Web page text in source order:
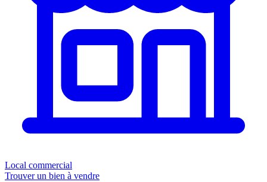
Local commercial
Trouver un bien à vendre